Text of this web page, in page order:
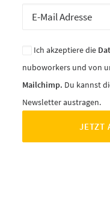
Ich akzeptiere die
nuboworkers und von
Mailchimp. Du kannst
Newsletter austragen.